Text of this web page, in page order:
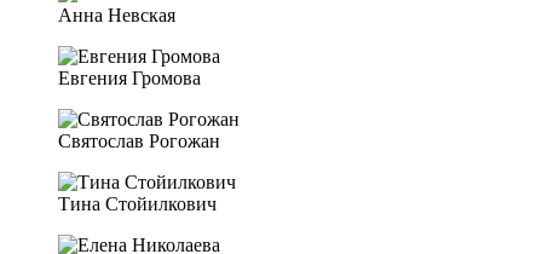
Анна Невская
Евгения Громова
Святослав Рогожан
Тина Стойилкович